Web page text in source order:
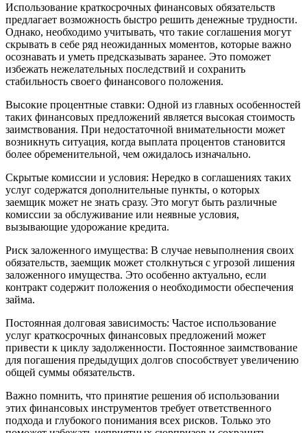
Использование краткосрочных финансовых обязательств
предлагает возможность быстро решить денежные трудности.
Однако, необходимо учитывать, что такие соглашения могут
скрывать в себе ряд неожиданных моментов, которые важно
осознавать и уметь предсказывать заранее. Это поможет
избежать нежелательных последствий и сохранить
стабильность своего финансового положения.
Высокие процентные ставки: Одной из главных особенностей
таких финансовых предложений является высокая стоимость
заимствования. При недостаточной внимательности может
возникнуть ситуация, когда выплата процентов становится
более обременительной, чем ожидалось изначально.
Скрытые комиссии и условия: Нередко в соглашениях таких
услуг содержатся дополнительные пункты, о которых
заемщик может не знать сразу. Это могут быть различные
комиссии за обслуживание или неявные условия,
вызывающие удорожание кредита.
Риск заложенного имущества: В случае невыполнения своих
обязательств, заемщик может столкнуться с угрозой лишения
заложенного имущества. Это особенно актуально, если
контракт содержит положения о необходимости обеспечения
займа.
Постоянная долговая зависимость: Частое использование
услуг краткосрочных финансовых предложений может
привести к циклу задолженности. Постоянное заимствование
для погашения предыдущих долгов способствует увеличению
общей суммы обязательств.
Важно помнить, что принятие решения об использовании
этих финансовых инструментов требует ответственного
подхода и глубокого понимания всех рисков. Только это